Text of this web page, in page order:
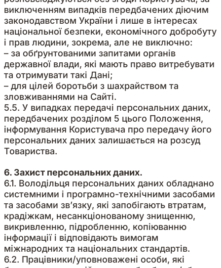
виключенням випадків передбачених діючим
законодавством України і лише в інтересах
національної безпеки, економічного добробуту
і прав людини, зокрема, але не виключно:
– за обґрунтованими запитами органів
державної влади, які мають право витребувати
та отримувати такі Дані;
– для цілей боротьби з шахрайством та
зловживаннями на Сайті.
5.5. У випадках передачі персональних даних,
передбачених розділом 5 цього Положення,
інформування Користувача про передачу його
персональних даних залишається на розсуд
Товариства.
6. Захист персональних даних.
6.1. Володільця персональних даних обладнано
системними і програмно-технічними засобами
та засобами зв’язку, які запобігають втратам,
крадіжкам, несанкціонованому знищенню,
викривленню, підробленню, копіюванню
інформації і відповідають вимогам
міжнародних та національних стандартів.
6.2. Працівники/уповноважені особи, які